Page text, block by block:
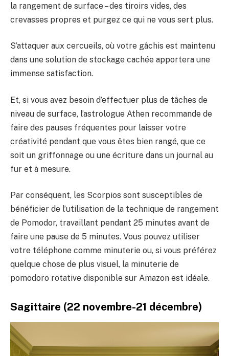
la rangement de surface – des tiroirs vides, des
crevasses propres et purgez ce qui ne vous sert plus.
S’attaquer aux cercueils, où votre gâchis est maintenu
dans une solution de stockage cachée apportera une
immense satisfaction.
Et, si vous avez besoin d’effectuer plus de tâches de
niveau de surface, l’astrologue Athen recommande de
faire des pauses fréquentes pour laisser votre
créativité pendant que vous êtes bien rangé, que ce
soit un griffonnage ou une écriture dans un journal au
fur et à mesure.
Par conséquent, les Scorpios sont susceptibles de
bénéficier de l’utilisation de la technique de rangement
de Pomodor, travaillant pendant 25 minutes avant de
faire une pause de 5 minutes. Vous pouvez utiliser
votre téléphone comme minuterie ou, si vous préférez
quelque chose de plus visuel, la minuterie de
pomodoro rotative disponible sur Amazon est idéale.
Sagittaire (22 novembre-21 décembre)